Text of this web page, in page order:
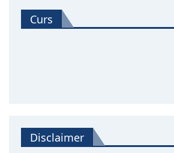
Curs
Disclaimer